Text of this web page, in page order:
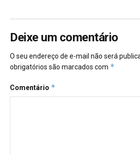
Deixe um comentário
O seu endereço de e-mail não será
obrigatórios são marcados com *
Comentário *